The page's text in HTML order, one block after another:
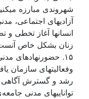
شهروندی مبارزه
آزاديهای
انسانها آغاز تخطی و
زنان بشکل خاص
وفعاليتهای سازمان
رشد و گسترش آگاهی
تواناييهای مدنی